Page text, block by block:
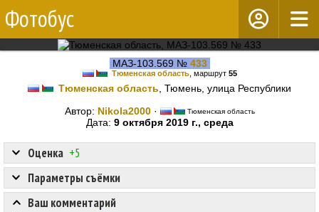
Фотобус
МАЗ-103.569 № 433
Тюменская область, маршрут 55
Тюменская область , Тюмень, улица Республики
Автор: Nikola2000· Тюменская область
Дата: 9 октября 2019 г., среда
Оценка +5
Параметры съёмки
Ваш комментарий